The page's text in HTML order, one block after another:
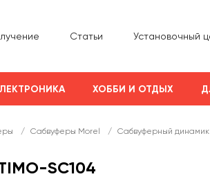
Статьи Установочный
ХОББИ И ОТДЫХ
/ Сабвуферы Morel / Сабвуферный
SC104